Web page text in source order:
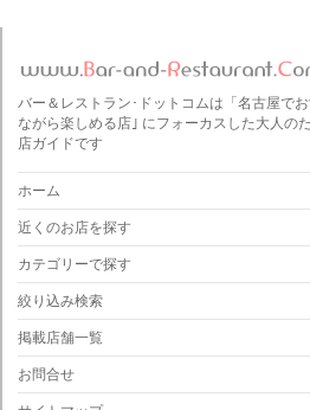
バー＆レストラン･ドットコムは「名古屋で
ながら楽しめる店｣ にフォーカスした大人の
店ガイドです
ホーム
近くのお店を探す
カテゴリーで探す
絞り込み検索
掲載店舗一覧
お問合せ